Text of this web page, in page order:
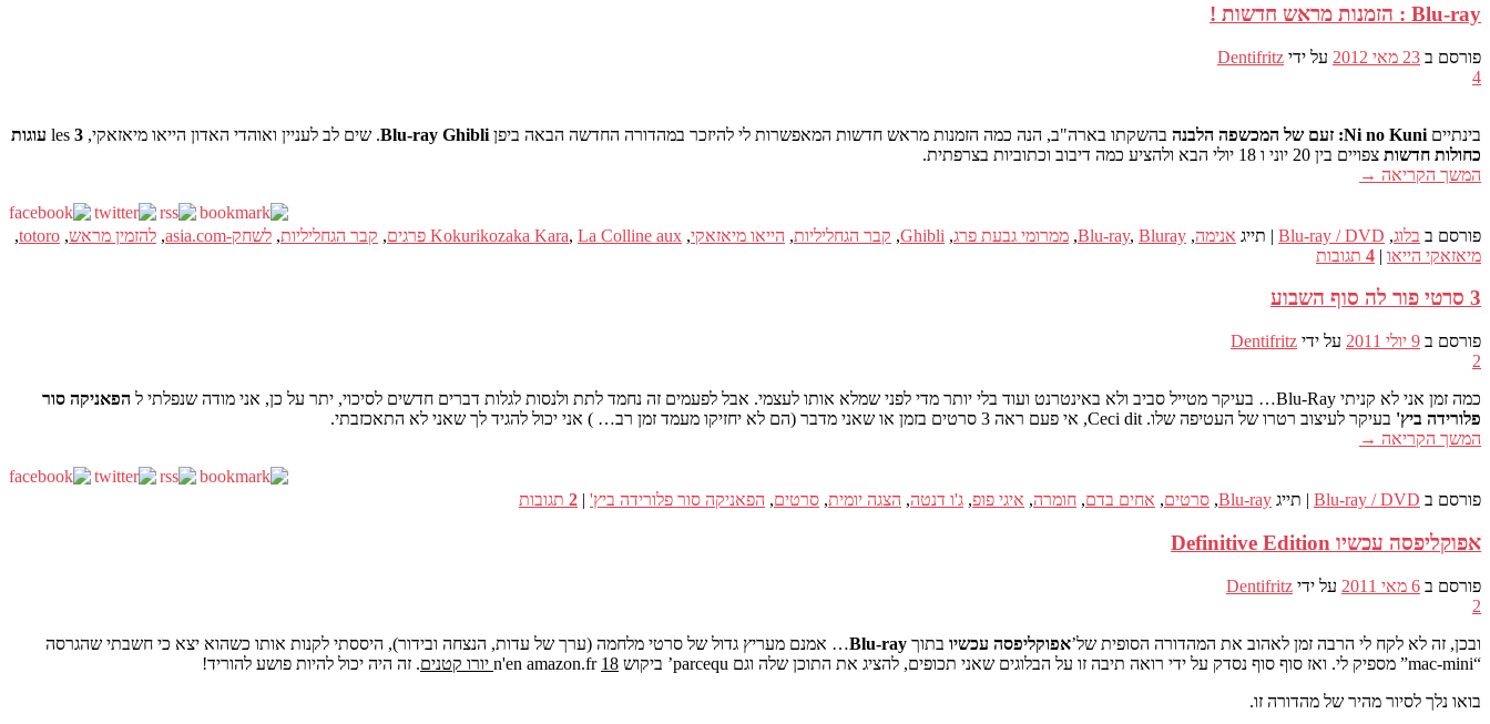
Blu-ray : הזמנות מראש חדשות !
פורסם ב 23 מאי 2012 על ידי Dentifritz
4
בינתיים Ni no Kuni: זעם של המכשפה הלבנה בהשקתו בארה"ב, הנה כמה הזמנות מראש חדשות המאפשרות לי להיזכר במהדורה החדשה הבאה ביפן . שים לב לעניין ואוהדי האדון הייאו מיאזאקי, les 3 עוגות
כחולות חדשות צפויים בין 20 יוני ו 18 יולי הבא ולהציע כמה דיבוב וכתוביות בצרפתית.
המשך הקריאה →
פורסם ב בלוג,
Blu-ray / DVD
| תייג אנימה,
Blu-ray, Bluray
, ממרומי גבעת פרג,
Ghibli
, קבר הגחליליות, הייאו מיאזאקי,
Kokurikozaka Kara, La Colline aux פרגים , קבר הגחליליות, לשחק-asia.com , להזמין מראש,
totoro
,
מיאזאקי הייאו |
4 תגובות
3 סרטי פור לה סוף השבוע
פורסם ב 9 יולי 2011 על ידי Dentifritz
2
כמה זמן אני לא קניתי Blu-Ray… בעיקר מטייל סביב ולא באינטרנט ועוד בלי יותר מדי לפני שמלא אותו לעצמי. אבל לפעמים זה נחמד לתת ולנסות לגלות דברים חדשים לסיכוי, יתר על כן, אני מודה שנפלתי ל
הפאניקה סור
פלורידה ביץ' בעיקר לעיצוב רטרו של העטיפה שלו. Ceci dit, אי פעם ראה 3 סרטים בזמן או שאני מדבר (הם לא יחזיקו מעמד זמן רב… ) אני יכול להגיד לך שאני לא התאכזבתי.
המשך הקריאה →
פורסם ב Blu-ray / DVD
| תייג Blu-ray
, סרטים, אחים בדם, חומרה, איגי פופ, ג'ו דנטה, הצגה יומית, סרטים, הפאניקה סור פלורידה ביץ' |
2 תגובות
אפוקליפסה עכשיו Definitive Edition
פורסם ב 6 מאי 2011 על ידי Dentifritz
2
ובכן, זה לא לקח לי הרבה זמן לאהוב את המהדורה הסופית של’אפוקליפסה עכשיו בתוך Blu-ray… אמנם מעריץ גדול של סרטי מלחמה (ערך של עדות, הנצחה ובידור), היססתי לקנות אותו כשהוא יצא כי חשבתי שהגרסה
“mac-mini” מספיק לי. ואז סוף סוף נסדק על ידי רואה תיבה זו על הבלוגים שאני תכופים, להציג את התוכן שלה וגם parcequ’ ביקוש n'en amazon.fr
18 יורו קטנים
. זה היה יכול להיות פושע להוריד!
בואו נלך לסיור מהיר של מהדורה זו.